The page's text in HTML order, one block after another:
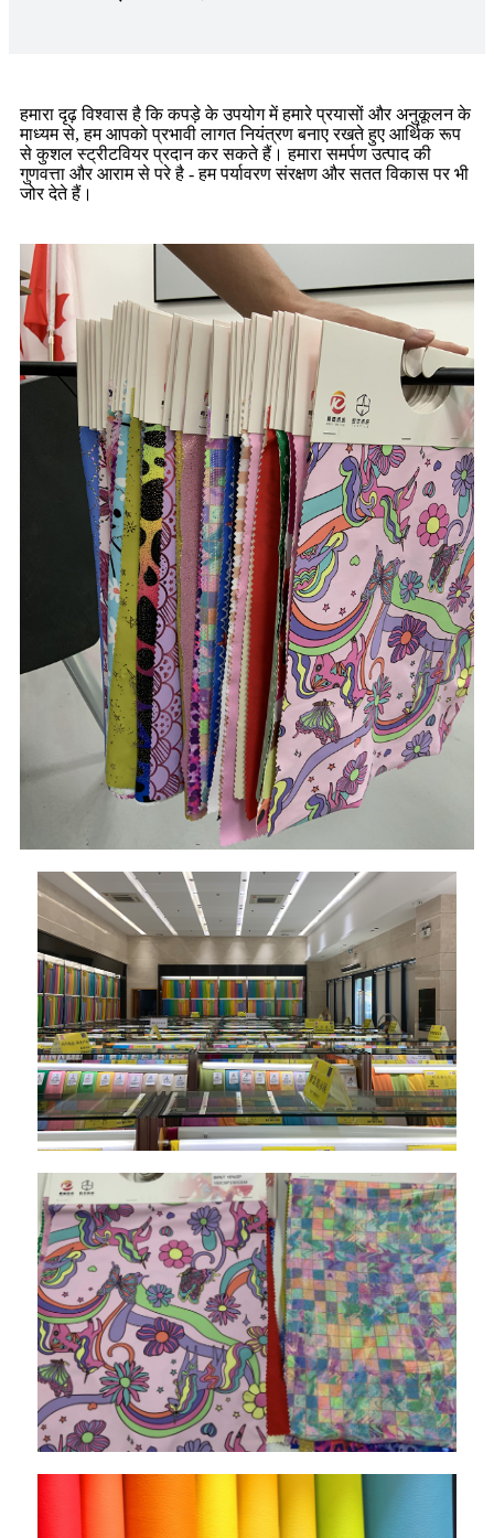
हमारा दृढ़ विश्वास है कि कपड़े के उपयोग में हमारे प्रयासों और अनुकूलन के
माध्यम से, हम आपको प्रभावी लागत नियंत्रण बनाए रखते हुए आर्थिक रूप
से कुशल स्ट्रीटवियर प्रदान कर सकते हैं। हमारा समर्पण उत्पाद की
गुणवत्ता और आराम से परे है - हम पर्यावरण संरक्षण और सतत विकास पर भी
जोर देते हैं।